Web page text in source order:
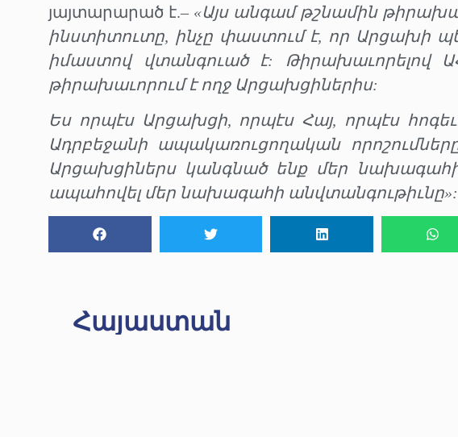
յայտարարած է.– «Այս անգամ թշնամին
ինստիտուտը, ինչը փաստում է, որ Արցախի
իմաստով վտանգուած է: Թիրախաւորելով
թիրախաւորում է ողջ Արցախցիներիս:
Ես որպէս Արցախցի, որպէս Հայ, որպէս
Ադրբեջանի ապակառուցողական
Արցախցիներս կանգնած ենք մեր
ապահովել մեր նախագահի անվտանգութիւնը»:
Հայաստան